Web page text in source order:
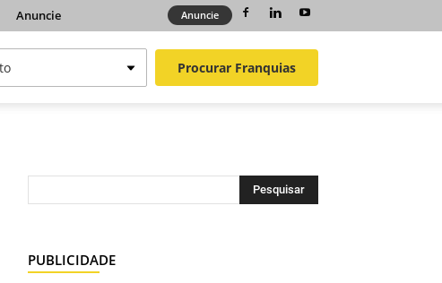
Anuncie Anuncie
Procurar Franquias
PUBLICIDADE